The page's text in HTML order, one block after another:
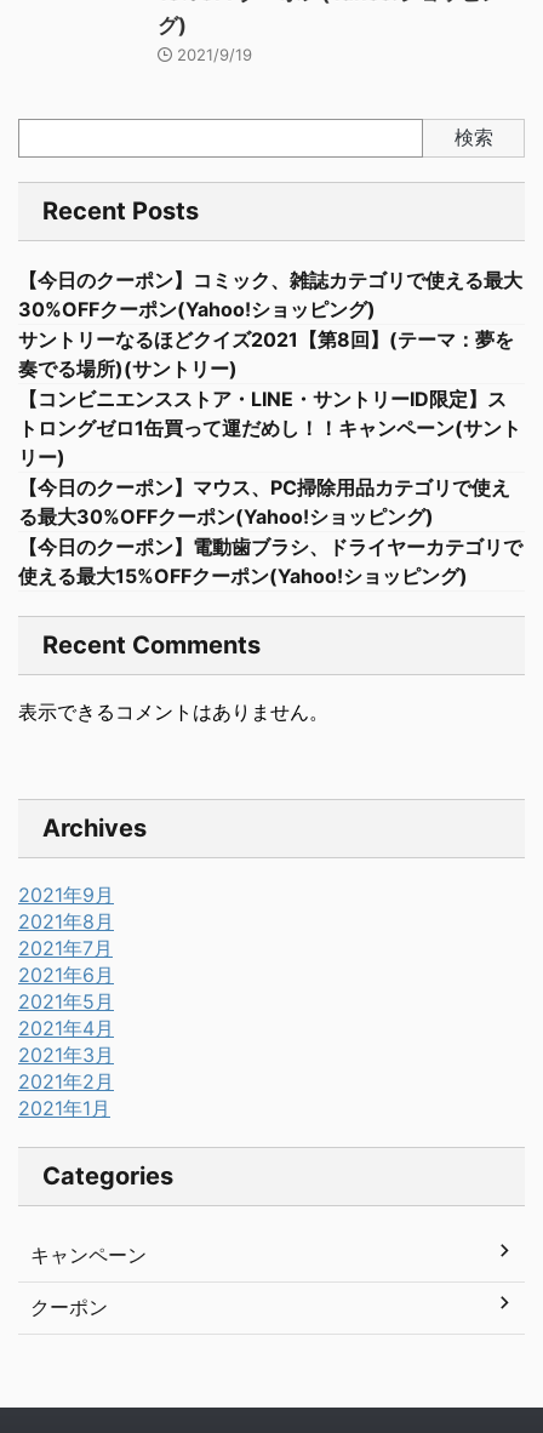
グ)
2021/9/19
検索
Recent Posts
【今日のクーポン】コミック、雑誌カテゴリで使える最大
30%OFFクーポン(Yahoo!ショッピング)
サントリーなるほどクイズ2021【第8回】(テーマ：夢を
奏でる場所)(サントリー)
【コンビニエンスストア・LINE・サントリーID限定】ス
トロングゼロ1缶買って運だめし！！キャンペーン(サント
リー)
【今日のクーポン】マウス、PC掃除用品カテゴリで使え
る最大30%OFFクーポン(Yahoo!ショッピング)
【今日のクーポン】電動歯ブラシ、ドライヤーカテゴリで
使える最大15%OFFクーポン(Yahoo!ショッピング)
Recent Comments
表示できるコメントはありません。
Archives
2021年9月
2021年8月
2021年7月
2021年6月
2021年5月
2021年4月
2021年3月
2021年2月
2021年1月
Categories
キャンペーン
クーポン